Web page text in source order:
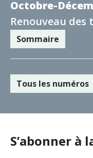
Octobre-
Renouveau
Sommaire
Tous les numéros
S’abonner à